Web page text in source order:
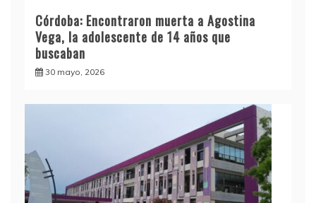
Córdoba: Encontraron muerta a Agostina
Vega, la adolescente de 14 años que
buscaban
30 mayo, 2026